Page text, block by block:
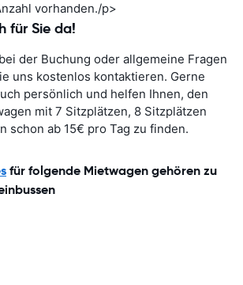
vorhanden./p>
für Sie da!
der Buchung oder allgemeine Fragen
uns kostenlos kontaktieren. Gerne
persönlich und helfen Ihnen, den
mit 7 Sitzplätzen, 8 Sitzplätzen
schon ab 15€ pro Tag zu finden.
für folgende Mietwagen gehören zu